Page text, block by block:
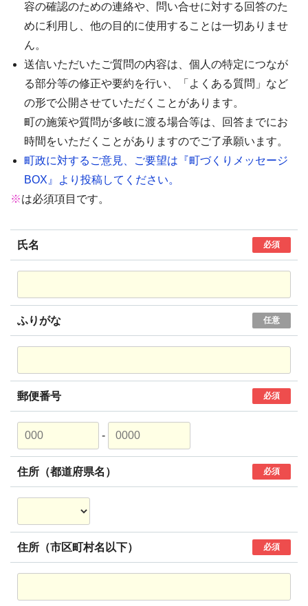
容の確認のための連絡や、問い合せに対する回答のた
めに利用し、他の目的に使用することは一切ありませ
ん。
送信いただいたご質問の内容は、個人の特定につなが
る部分等の修正や要約を行い、「よくある質問」など
の形で公開させていただくことがあります。
町の施策や質問が多岐に渡る場合等は、回答までにお
時間をいただくことがありますのでご了承願います。
町政に対するご意見、ご要望は『町づくりメッセージ
BOX』より投稿してください。
※は必須項目です。
氏名 必須
ふりがな 任意
郵便番号 必須
-
住所（都道府県名） 必須
住所（市区町村名以下） 必須